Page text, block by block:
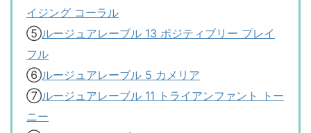
イジング コーラル
⑤ルージュアレーブル 13 ポジティブリー プレイ
フル
⑥ルージュアレーブル 5 カメリア
⑦ルージュアレーブル 11 トライアンファント トー
ニー